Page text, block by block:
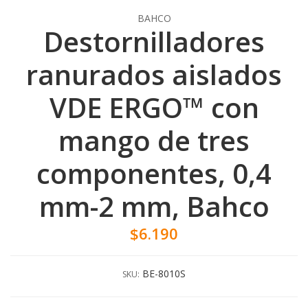
BAHCO
Destornilladores
ranurados aislados
VDE ERGO™ con
mango de tres
componentes, 0,4
mm-2 mm, Bahco
$6.190
SKU: BE-8010S